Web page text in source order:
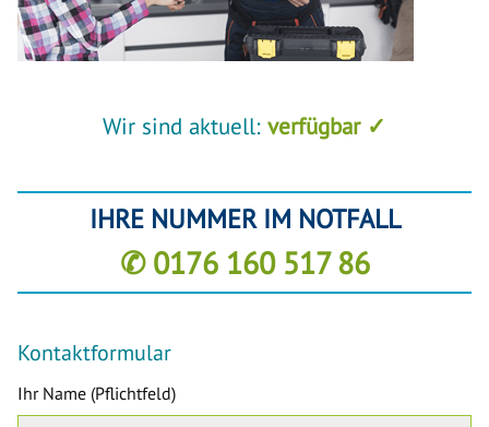
Wir sind aktuell: verfügbar ✓
IHRE NUMMER IM NOTFALL
✆ 0176 160 517 86
Kontaktformular
Ihr Name (Pflichtfeld)